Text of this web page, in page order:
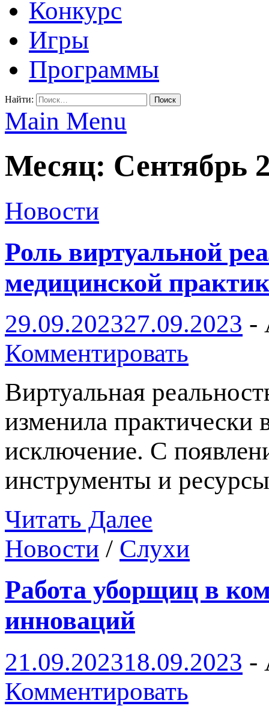
Конкурс
Игры
Программы
Найти:
Main Menu
Месяц: Сентябрь
Новости
Роль виртуальной
медицинской
29.09.202327.09.2023 -
Комментировать
Виртуальная
изменила
исключение. С
инструменты и
Читать Далее
Новости / Слухи
Работа уборщиц в
инноваций
21.09.202318.09.2023 -
Комментировать